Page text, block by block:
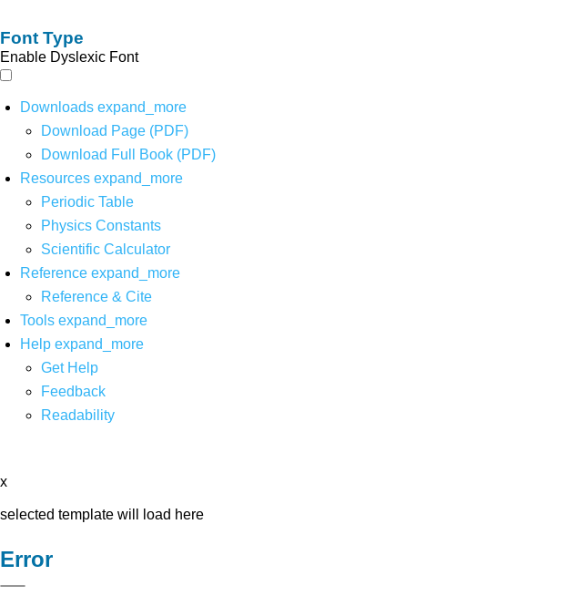
Font Type
Enable Dyslexic Font
Downloads expand_more
Download Page (PDF)
Download Full Book (PDF)
Resources expand_more
Periodic Table
Physics Constants
Scientific Calculator
Reference expand_more
Reference & Cite
Tools expand_more
Help expand_more
Get Help
Feedback
Readability
x
selected template will load here
Error